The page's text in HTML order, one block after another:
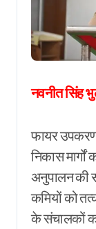
नवनीत सिंह
फायर
निकास
अनुपालन की
कमियों को
के संचालकों